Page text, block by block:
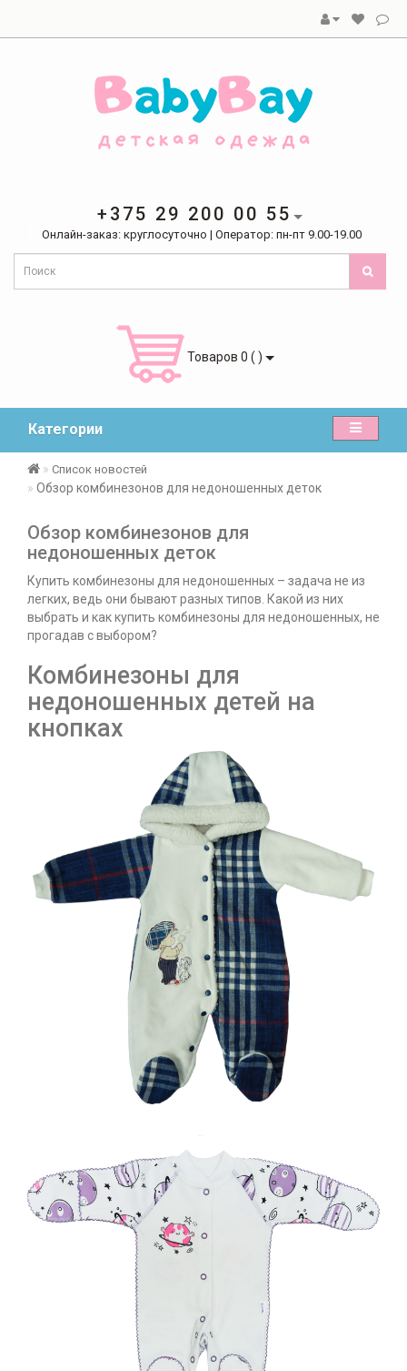
+375 29 200 00 55
Онлайн-заказ: круглосуточно | Оператор: пн-пт 9.00-19.00
Товаров 0 ( )
Категории
Список новостей
Обзор комбинезонов для недоношенных деток
Обзор комбинезонов для
недоношенных деток
Купить комбинезоны для недоношенных – задача не из
легких, ведь они бывают разных типов. Какой из них
выбрать и как купить комбинезоны для недоношенных, не
прогадав с выбором?
Комбинезоны для
недоношенных детей на
кнопках